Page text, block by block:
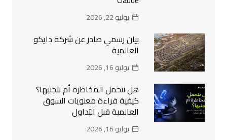
يوليو 22, 2026
بيان رسمي صادر عن شركة دايكو
العالمية
يوليو 16, 2026
هل نتحمل المخاطرة أم نتجنبها؟
كيفية قراءة معنويات السوق
العالمية قبل التداول
يوليو 16, 2026